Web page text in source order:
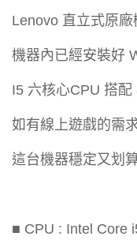
Lenovo 直立式原
機器內已經安裝好
I5 六核心CPU 搭
如有線上遊戲的需
這台機器穩定又划
■ CPU : Intel Core